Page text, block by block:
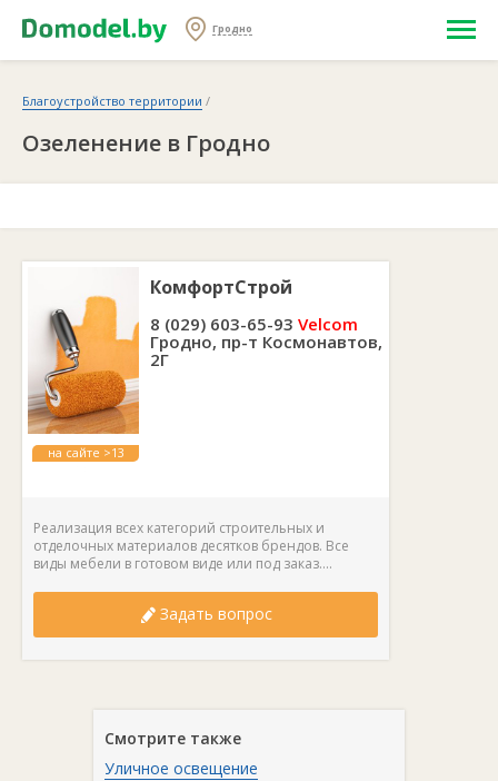
Гродно
Благоустройство территории /
Озеленение в Гродно
на сайте >13
КомфортСтрой
8 (029) 603-65-93 Velcom
Гродно, пр-т Космонавтов,
2Г
Реализация всех категорий строительных и
отделочных материалов десятков брендов. Все
виды мебели в готовом виде или под заказ....
Задать вопрос
Смотрите также
Уличное освещение